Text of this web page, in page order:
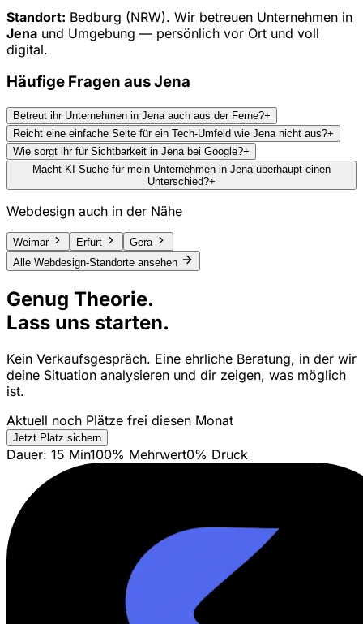
Standort: Bedburg (NRW). Wir betreuen Unternehmen in
Jena und Umgebung — persönlich vor Ort und voll
digital.
Häufige Fragen ausJena
Betreut ihr Unternehmen in Jena auch aus der Ferne?+
Reicht eine einfache Seite für ein Tech-Umfeld wie Jena nicht aus?+
Wie sorgt ihr für Sichtbarkeit in Jena bei Google?+
Macht KI-Suche für mein Unternehmen in Jena überhaupt einen
Unterschied?+
Webdesign auch in der Nähe
Weimar Erfurt
Gera
Alle Webdesign-Standorte ansehen
Genug Theorie.
Lass uns starten.
Kein Verkaufsgespräch. Eine ehrliche Beratung, in der wir
deine Situation analysieren und dir zeigen, was möglich
ist.
Aktuell noch Plätze frei diesen Monat
Jetzt Platz sichern
Dauer: 15 Min100% Mehrwert0% Druck